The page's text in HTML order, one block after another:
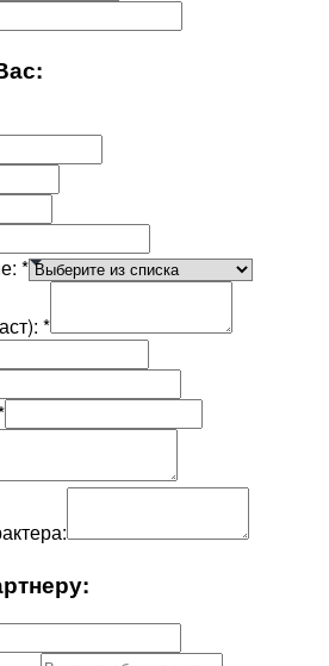
*
*